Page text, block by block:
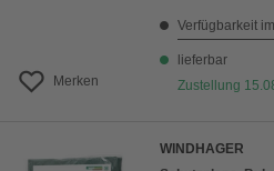
Merken
Verfügbarkeit
lieferbar
Zustellung
WINDHAGER